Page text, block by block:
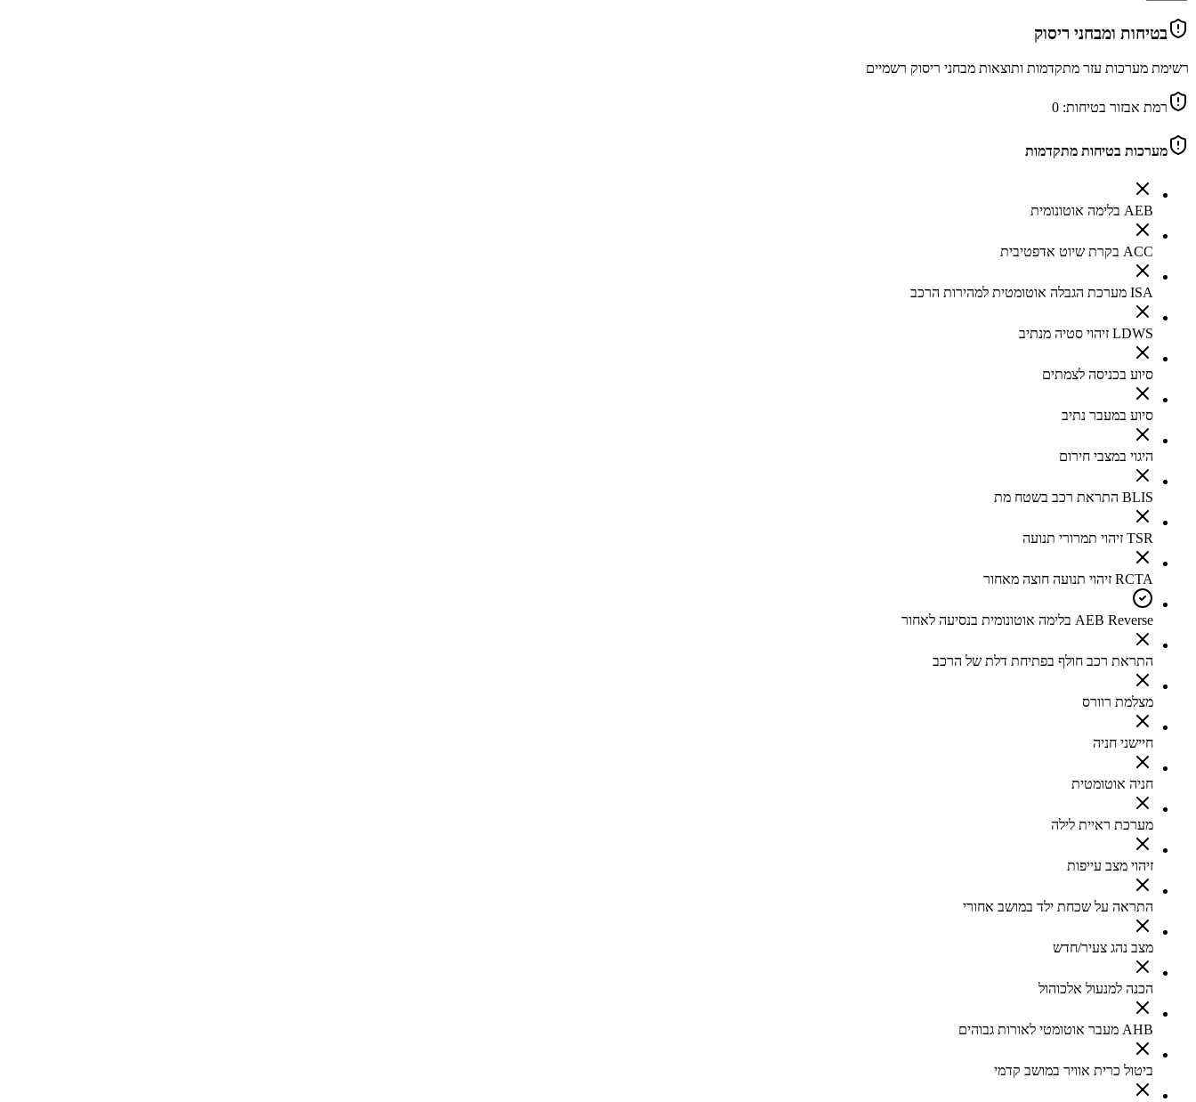
בטיחות ומבחני ריסוק
רשימת מערכות עזר מתקדמות ותוצאות מבחני ריסוק רשמיים
רמת אבזור בטיחות: 0
מערכות בטיחות מתקדמות
AEB בלימה אוטונומית
ACC בקרת שיוט אדפטיבית
ISA מערכת הגבלה אוטומטית למהירות הרכב
LDWS זיהוי סטיה מנתיב
סיוע בכניסה לצמתים
סיוע במעבר נתיב
היגוי במצבי חירום
BLIS התראת רכב בשטח מת
TSR זיהוי תמרורי תנועה
RCTA זיהוי תנועה חוצה מאחור
AEB Reverse בלימה אוטונומית בנסיעה לאחור
התראת רכב חולף בפתיחת דלת של הרכב
מצלמת רוורס
חיישני חניה
חניה אוטומטית
מערכת ראיית לילה
זיהוי מצב עייפות
התראה על שכחת ילד במושב אחורי
מצב נהג צעיר/חדש
הכנה למנעול אלכוהול
AHB מעבר אוטומטי לאורות גבוהים
ביטול כרית אוויר במושב קדמי